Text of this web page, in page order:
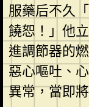
服藥后不久
饒恕！」他
進調節器的
惡心嘔吐、
異常，當即